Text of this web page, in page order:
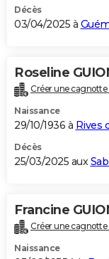
Décès
03/04/2025 à
Roseline
Créer une cagnotte
Naissance
29/10/1936 à Rives
Décès
25/03/2025 aux
Francine
Créer une cagnotte
Naissance